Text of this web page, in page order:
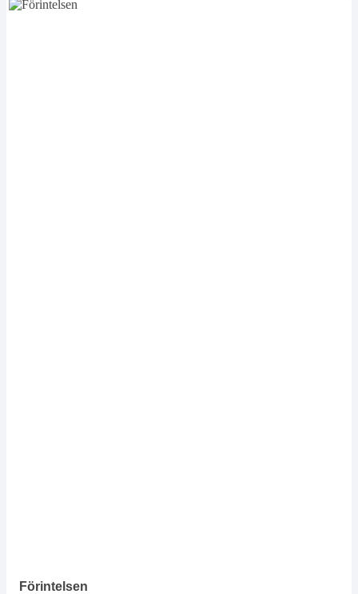
Förintelsen